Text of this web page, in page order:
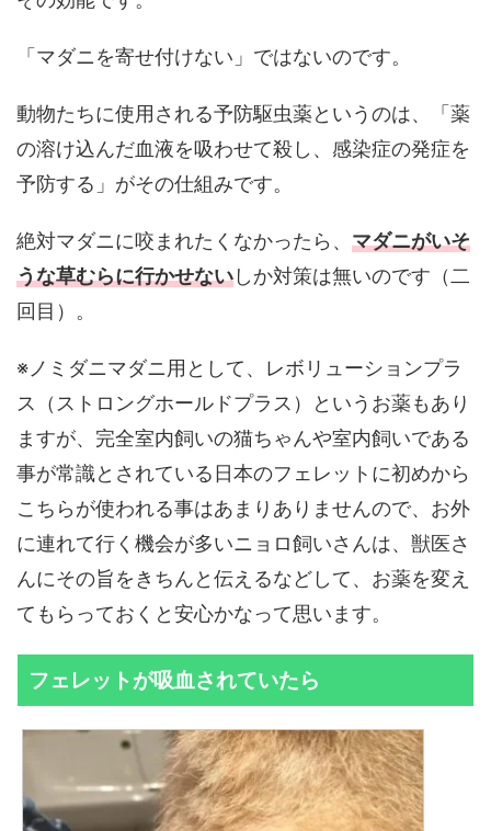
「マダニを寄せ付けない」ではないのです。
動物たちに使用される予防駆虫薬というのは、「薬
の溶け込んだ血液を吸わせて殺し、感染症の発症を
予防する」がその仕組みです。
絶対マダニに咬まれたくなかったら、 マダニがいそ
うな草むらに行かせないしか対策は無いのです（二
回目）。
※ノミダニマダニ用として、レボリューションプラ
ス（ストロングホールドプラス）というお薬もあり
ますが、完全室内飼いの猫ちゃんや室内飼いである
事が常識とされている日本のフェレットに初めから
こちらが使われる事はあまりありませんので、お外
に連れて行く機会が多いニョロ飼いさんは、獣医さ
んにその旨をきちんと伝えるなどして、お薬を変え
てもらっておくと安心かなって思います。
フェレットが吸血されていたら